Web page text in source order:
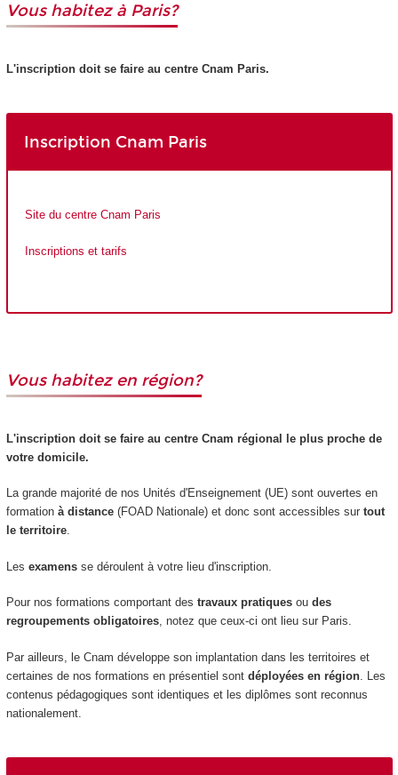
Vous habitez à Paris?
L'inscription doit se faire au centre Cnam Paris.
Inscription Cnam Paris
Site du centre Cnam Paris
Inscriptions et tarifs
Vous habitez en région?
L'inscription doit se faire au centre Cnam régional le plus proche de
votre domicile.
La grande majorité de nos Unités d'Enseignement(UE) sont ouvertes en
formation à distance(FOAD Nationale) et donc sont accessibles sur tout
le territoire.
Les examens se déroulent à votre lieu d'inscription.
Pour nos formations comportant des travaux pratiques oudes
regroupements obligatoires, notez que ceux-ci ont lieu sur Paris.
Par ailleurs, le Cnam développe son implantation dans les territoires et
certaines de nos formations en présentiel sont déployées en région. Les
contenus pédagogiques sont identiques et les diplômes sont reconnus
nationalement.